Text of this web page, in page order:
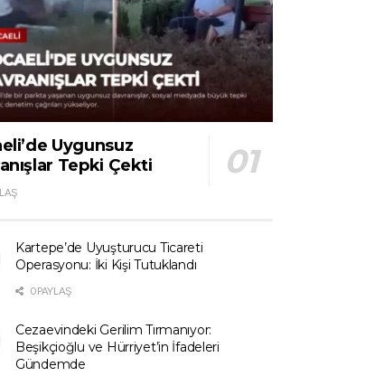
Uygunsuz
Tepki Çekti
Kartepe’de Uyuşturucu Ticareti
Operasyonu: İki Kişi Tutuklandı
0 PAYLAŞ
Cezaevindeki Gerilim Tırmanıyor:
Beşikçioğlu ve Hürriyet’in İfadeleri
Gündemde